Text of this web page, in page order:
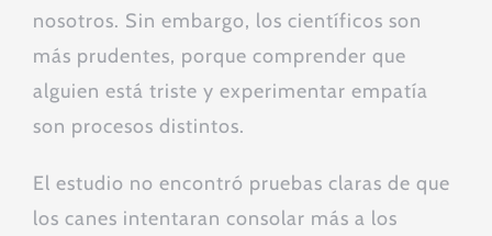
nosotros. Sin embargo, los científicos son
más prudentes, porque comprender que
alguien está triste y experimentar empatía
son procesos distintos.
El estudio no encontró pruebas claras de que
los canes intentaran consolar más a los